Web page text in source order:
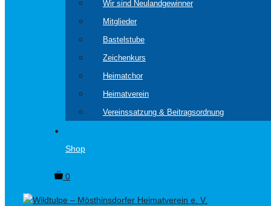
Wir sind Neulandgewinner
Mitglieder
Bastelstube
Zeichenkurs
Heimatchor
Heimatverein
Vereinssatzung & Beitragsordnung
Shop
0